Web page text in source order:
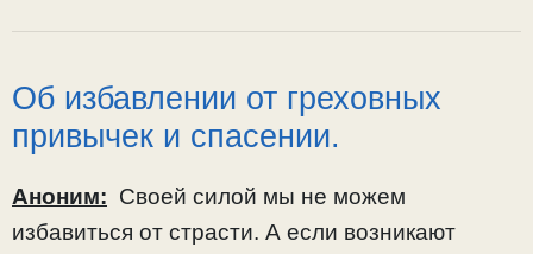
Об избавлении от греховных
привычек и спасении.
Аноним: Своей силой мы не можем
избавиться от страсти. А если возникают